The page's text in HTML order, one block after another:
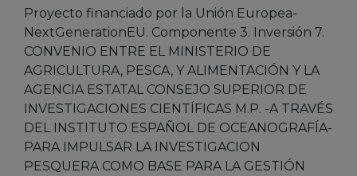
Proyecto financiado por la Unión Europea-
NextGenerationEU. Componente 3. Inversión 7.
CONVENIO ENTRE EL MINISTERIO DE
AGRICULTURA, PESCA, Y ALIMENTACIÓN Y LA
AGENCIA ESTATAL CONSEJO SUPERIOR DE
INVESTIGACIONES CIENTÍFICAS M.P. -A TRAVÉS
DEL INSTITUTO ESPAÑOL DE OCEANOGRAFÍA-
PARA IMPULSAR LA INVESTIGACION
PESQUERA COMO BASE PARA LA GESTIÓN